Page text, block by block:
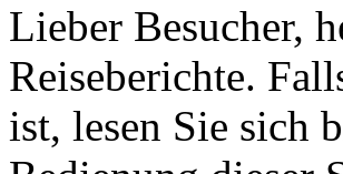
Lieber Besucher,
Reiseberichte.
ist, lesen Sie sich